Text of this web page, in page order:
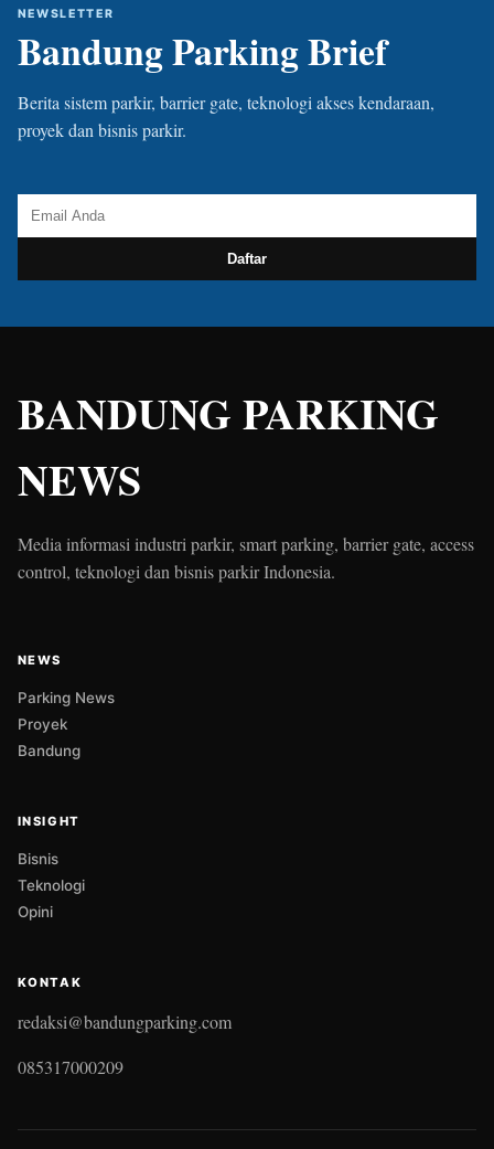
NEWSLETTER
Bandung Parking Brief
Berita sistem parkir, barrier gate, teknologi akses kendaraan,
proyek dan bisnis parkir.
Daftar
BANDUNG PARKING
NEWS
Media informasi industri parkir, smart parking, barrier gate, access
control, teknologi dan bisnis parkir Indonesia.
NEWS
Parking News
Proyek
Bandung
INSIGHT
Bisnis
Teknologi
Opini
KONTAK
redaksi@bandungparking.com
085317000209